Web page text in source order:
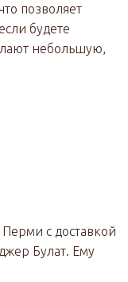
позволяет
будете
небольшую,
с доставкой
Булат. Ему